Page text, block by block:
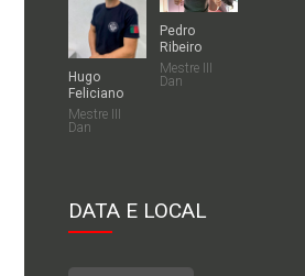
Hugo
Feliciano
Mestre III
Dan
Pedro
Ribeiro
Mestre III
Dan
DATA E LOCAL